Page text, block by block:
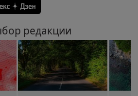
редакции